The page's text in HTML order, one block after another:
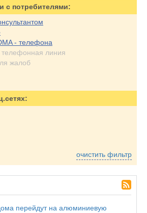
с потребителями:
- телефона
телефонная линия
жалоб
очистить фильтр
перейдут на алюминиевую